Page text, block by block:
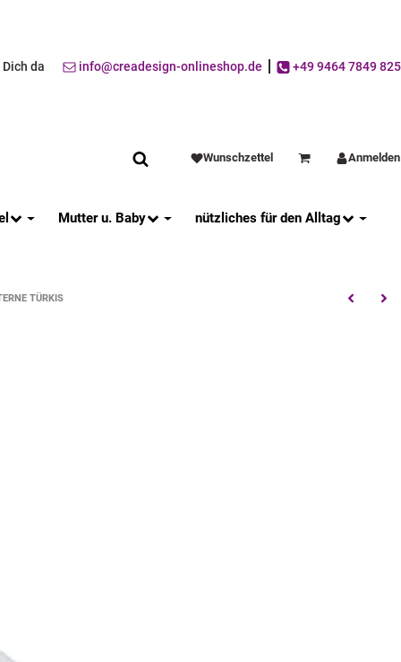
da info@creadesign-onlineshop.de +49 9464 7849 825
Wunschzettel WarenkorbAnmelden
Mutter u. Baby nützliches für den Alltag
TÜRKIS